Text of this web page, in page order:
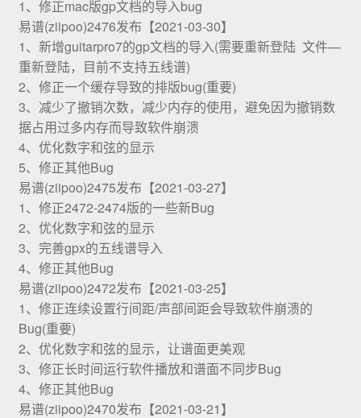
1、修正mac版gp文档的导入bug
易谱(ziipoo)2476发布【2021-03-30】
1、新增guitarpro7的gp文档的导入(需要重新登陆 文件—
重新登陆，目前不支持五线谱)
2、修正一个缓存导致的排版bug(重要)
3、减少了撤销次数，减少内存的使用，避免因为撤销数
据占用过多内存而导致软件崩溃
4、优化数字和弦的显示
5、修正其他Bug
易谱(ziipoo)2475发布【2021-03-27】
1、修正2472-2474版的一些新Bug
2、优化数字和弦的显示
3、完善gpx的五线谱导入
4、修正其他Bug
易谱(ziipoo)2472发布【2021-03-25】
1、修正连续设置行间距/声部间距会导致软件崩溃的
Bug(重要)
2、优化数字和弦的显示，让谱面更美观
3、修正长时间运行软件播放和谱面不同步Bug
4、修正其他Bug
易谱(ziipoo)2470发布【2021-03-21】